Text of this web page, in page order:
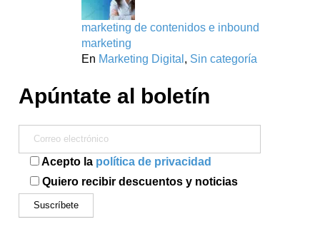
marketing de contenidos e inbound
marketing
En Marketing Digital , Sin categoría
Apúntate al boletín
Acepto la política de privacidad
Quiero recibir descuentos y noticias